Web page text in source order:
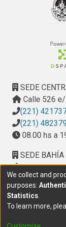
SEDE
Calle 526
(221)
(221)
08.00 hs a
SEDE
Calle
Provincial del
(291) 459
10.00 h a
We collect and
purposes:
Statistics
To learn more,